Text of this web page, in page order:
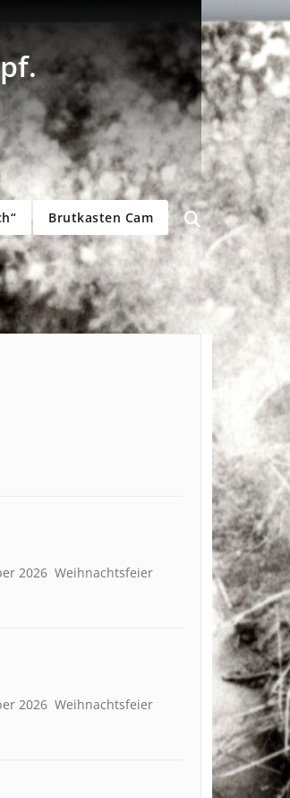
Brutkasten Cam
2026 Weihnachtsfeier
2026 Weihnachtsfeier